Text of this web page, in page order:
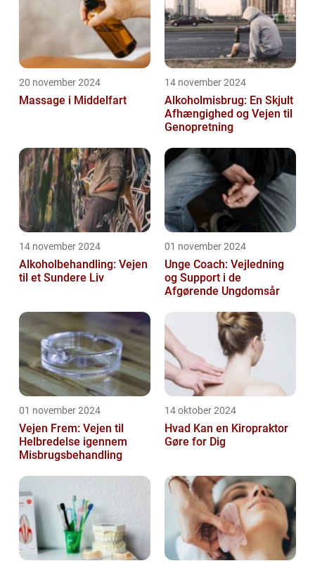
20 november 2024
Massage i Middelfart
14 november 2024
Alkoholmisbrug: En Skjult
Afhængighed og Vejen til
Genopretning
14 november 2024
Alkoholbehandling: Vejen
til et Sundere Liv
01 november 2024
Unge Coach: Vejledning
og Support i de
Afgørende Ungdomsår
01 november 2024
Vejen Frem: Vejen til
Helbredelse igennem
Misbrugsbehandling
14 oktober 2024
Hvad Kan en Kiropraktor
Gøre for Dig